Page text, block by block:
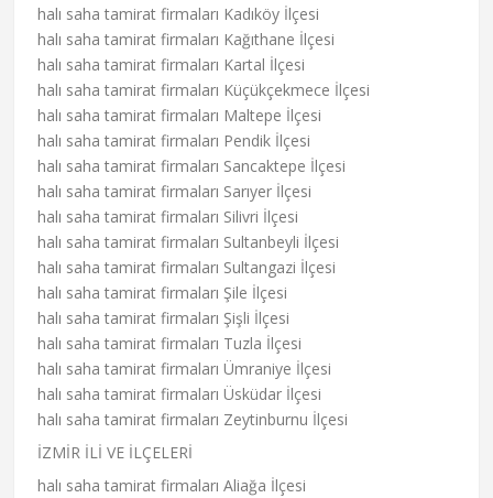
halı saha tamirat firmaları Kadıköy İlçesi
halı saha tamirat firmaları Kağıthane İlçesi
halı saha tamirat firmaları Kartal İlçesi
halı saha tamirat firmaları Küçükçekmece İlçesi
halı saha tamirat firmaları Maltepe İlçesi
halı saha tamirat firmaları Pendik İlçesi
halı saha tamirat firmaları Sancaktepe İlçesi
halı saha tamirat firmaları Sarıyer İlçesi
halı saha tamirat firmaları Silivri İlçesi
halı saha tamirat firmaları Sultanbeyli İlçesi
halı saha tamirat firmaları Sultangazi İlçesi
halı saha tamirat firmaları Şile İlçesi
halı saha tamirat firmaları Şişli İlçesi
halı saha tamirat firmaları Tuzla İlçesi
halı saha tamirat firmaları Ümraniye İlçesi
halı saha tamirat firmaları Üsküdar İlçesi
halı saha tamirat firmaları Zeytinburnu İlçesi
İZMİR İLİ VE İLÇELERİ
halı saha tamirat firmaları Aliağa İlçesi